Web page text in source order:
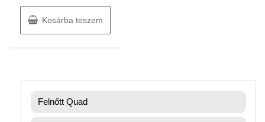
Kosárba teszem
Felnőtt Quad